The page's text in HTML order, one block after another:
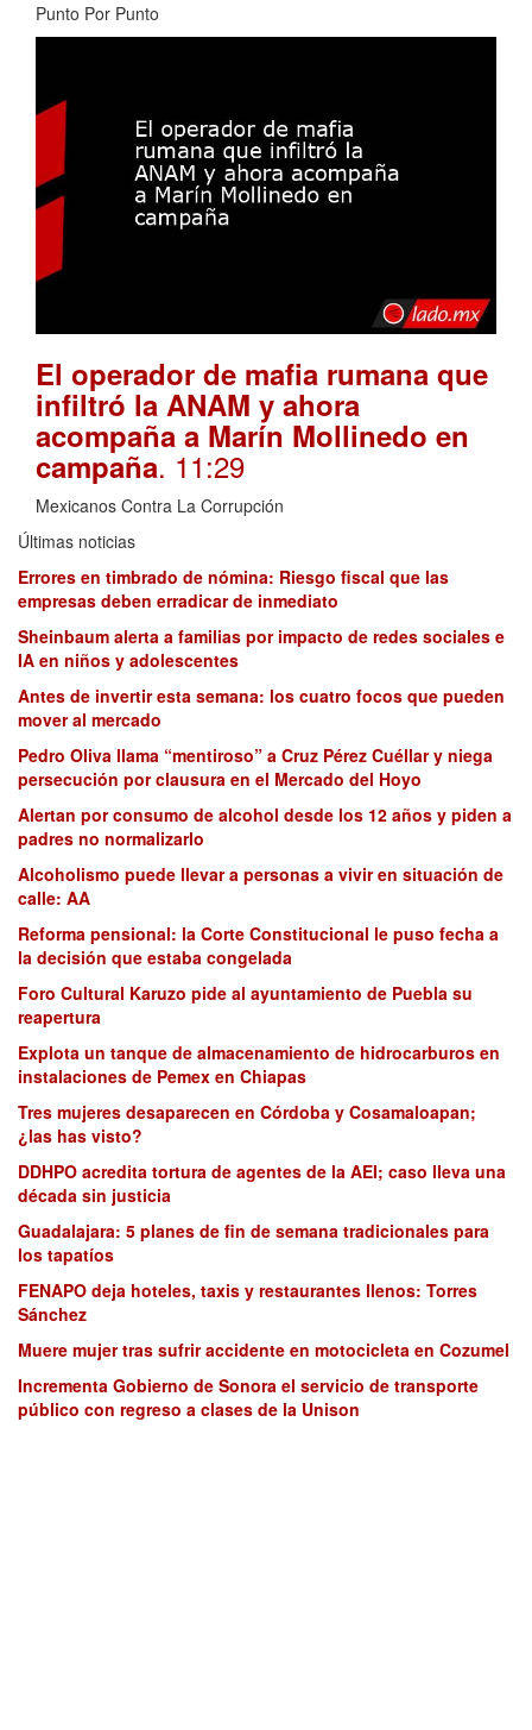
Punto Por Punto
El operador de mafia rumana que
infiltró la ANAM y ahora
acompaña a Marín Mollinedo en
campaña. 11:29
Mexicanos Contra La Corrupción
Últimas noticias
Errores en timbrado de nómina: Riesgo fiscal que las
empresas deben erradicar de inmediato
Sheinbaum alerta a familias por impacto de redes sociales e
IA en niños y adolescentes
Antes de invertir esta semana: los cuatro focos que pueden
mover al mercado
Pedro Oliva llama “mentiroso” a Cruz Pérez Cuéllar y niega
persecución por clausura en el Mercado del Hoyo
Alertan por consumo de alcohol desde los 12 años y piden a
padres no normalizarlo
Alcoholismo puede llevar a personas a vivir en situación de
calle: AA
Reforma pensional: la Corte Constitucional le puso fecha a
la decisión que estaba congelada
Foro Cultural Karuzo pide al ayuntamiento de Puebla su
reapertura
Explota un tanque de almacenamiento de hidrocarburos en
instalaciones de Pemex en Chiapas
Tres mujeres desaparecen en Córdoba y Cosamaloapan;
¿las has visto?
DDHPO acredita tortura de agentes de la AEI; caso lleva una
década sin justicia
Guadalajara: 5 planes de fin de semana tradicionales para
los tapatíos
FENAPO deja hoteles, taxis y restaurantes llenos: Torres
Sánchez
Muere mujer tras sufrir accidente en motocicleta en Cozumel
Incrementa Gobierno de Sonora el servicio de transporte
público con regreso a clases de la Unison